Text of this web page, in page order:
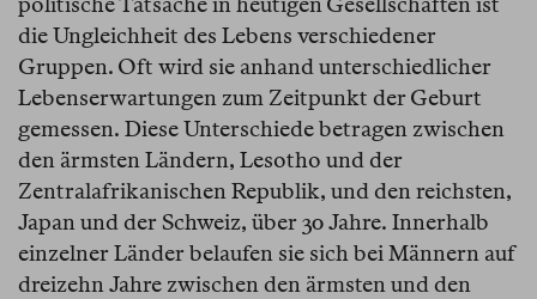
die Ungleichheit des Lebens verschiedener
Gruppen. Oft wird sie anhand unterschiedlicher
Lebenserwartungen zum Zeitpunkt der Geburt
gemessen. Diese Unterschiede betragen zwischen
den ärmsten Ländern, Lesotho und der
Zentralafrikanischen Republik, und den reichsten,
Japan und der Schweiz, über 30 Jahre. Innerhalb
einzelner Länder belaufen sie sich bei Männern auf
dreizehn Jahre zwischen den ärmsten und den